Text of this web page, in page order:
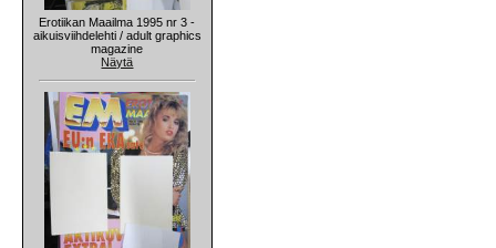
Erotiikan Maailma 1995 nr 3 -
aikuisviihdelehti / adult graphics
magazine
Näytä